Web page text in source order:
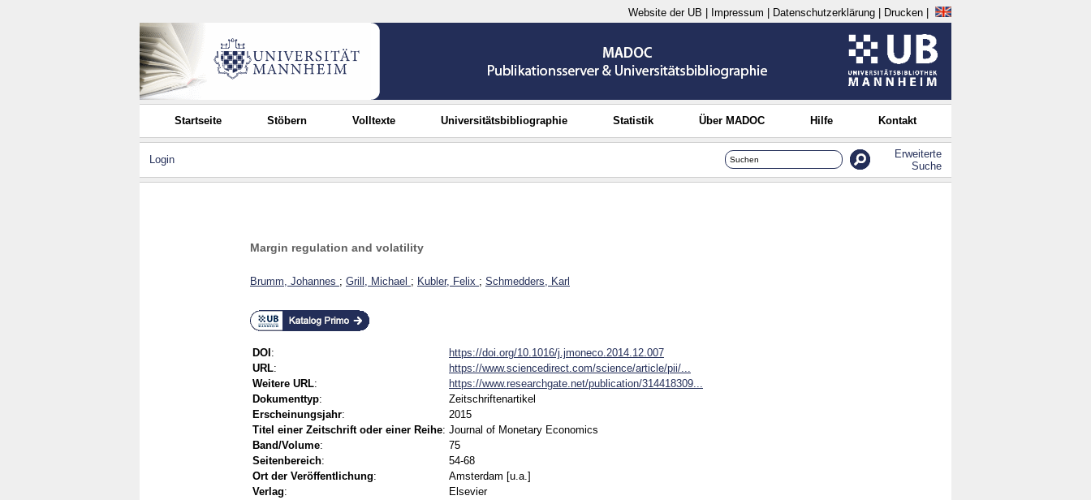
Website der UB Impressum Datenschutzerklärung Drucken
Startseite Stöbern Volltexte Universitätsbibliographie Statistik Über MADOC Hilfe Kontakt
Login
Erweiterte
Suche
Margin regulation and volatility
Brumm, Johannes ; Grill, Michael ; Kubler, Felix ; Schmedders, Karl
DOI :
https://doi.org/10.1016/j.jmoneco.2014.12.007
URL:
https://www.sciencedirect.com/science/article/pii/...
Weitere URL:
https://www.researchgate.net/publication/314418309...
Dokumenttyp:
Zeitschriftenartikel
Erscheinungsjahr:
2015
Titel einer Zeitschrift oder einer Reihe: Journal of Monetary Economics
Band/Volume:
75
Seitenbereich:
54-68
Ort der Veröffentlichung:
Amsterdam [u.a.]
Verlag:
Elsevier